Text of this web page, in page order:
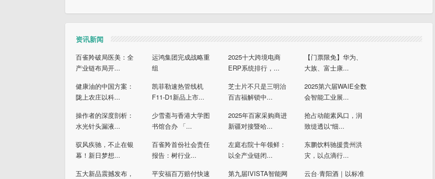
资讯新闻
百雀羚破局医美：全
产业链布局开...
运鸿集团完成战略重
组
2025十大跨境电商
ERP系统排行，...
【门票限免】华为、
大族、富士康...
健康油的中国方案：
陇上农庄以科...
凯菲勒速热管线机
F11-D1新品上市...
芝士片不只是三明治
百吉福解锁中...
2025第六届WAIE全数
会智能工业展...
操作者的深度剖析：
水光针头漏液...
少雪斋与香港大学图
书馆合办 「...
2025年百家采购商进
新疆对接暨哈...
抢占动能素风口，润
致缇透以“细...
驭风疾驰，不止在银
幕！新日梦想...
百雀羚首份社会责任
报告：树行业...
左庭右院十年领鲜：
以全产业链闭...
东鹏饮料驰援贵州洪
灾，以点滴行...
五大新品震撼发布，
平安福百万赔付快速
第九届IVISTA智能网
云台·青阳酒｜以标准